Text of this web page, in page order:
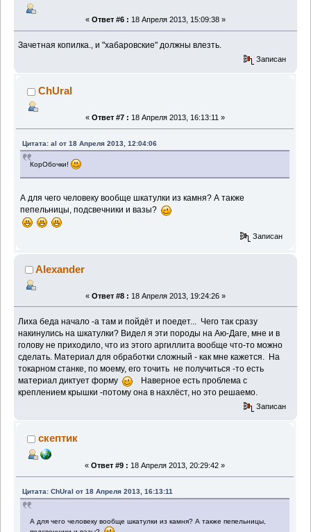
« Ответ #6 : 18 Апреля 2013, 15:09:38 »
Зачетная копилка., и "хабаровские" должны влезть.
Записан
ChUral
« Ответ #7 : 18 Апреля 2013, 16:13:11 »
Цитата: al от 18 Апреля 2013, 12:04:06
КорОбочки!
А для чего человеку вообще шкатулки из камня? А также
пепельницы, подсвечники и вазы?
Записан
Alexander
« Ответ #8 : 18 Апреля 2013, 19:24:26 »
Лиха беда начало -а там и пойдёт и поедет... Чего так сразу
накинулись на шкатулки? Видел я эти породы на Аю-Даге, мне и в
голову не приходило, что из этого аргиллита вообще что-то можно
сделать. Материал для обработки сложный - как мне кажется. На
токарном станке, по моему, его точить не получиться -то есть
материал диктует форму
Наверное есть проблема с
креплением крышки -потому она в нахлёст, но это решаемо.
Записан
скептик
« Ответ #9 : 18 Апреля 2013, 20:29:42 »
Цитата: ChUral от 18 Апреля 2013, 16:13:11
А для чего человеку вообще шкатулки из камня? А также пепельницы,